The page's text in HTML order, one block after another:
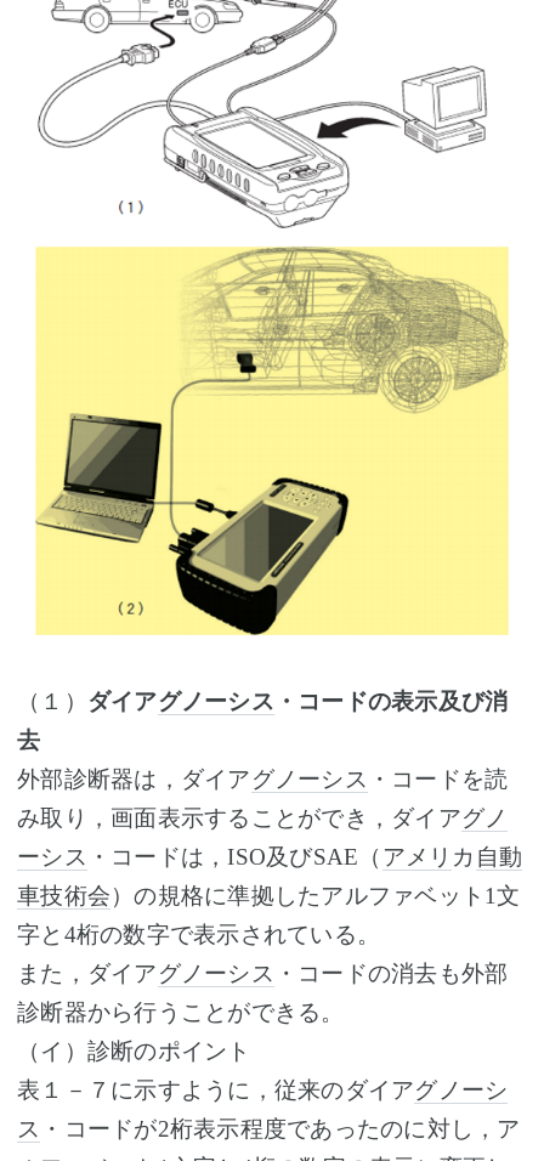
（１） ダイアグノーシス ・コードの表示及び消
去
外部診断器は，ダイアグノーシス ・コードを読
み取り，画面表示することができ，ダイアグノ
ーシス ・コードは，ISO及びSAE（ アメリ カ 自動
車技術会）の規格に準拠したアルファベット1文
字と4桁の数字で表示されている。
また，ダイアグノーシス ・コードの消去も外部
診断器から行うことができる。
（イ）診断のポイント
表１－７に示すように，従来のダイアグノーシ
ス ・コードが2桁表示程度であったのに対し，ア